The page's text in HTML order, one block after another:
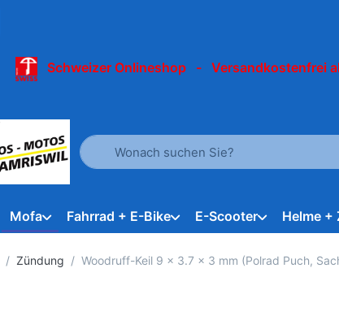
Schweizer Onlineshop - Versandkostenfrei
Geben Sie einen Suchbegriff ein. Während
Mofa Fahrrad + E-Bike E-Scooter Helme +
Zündung Woodruff-Keil 9 x 3.7 x 3 mm (Polrad Puch,